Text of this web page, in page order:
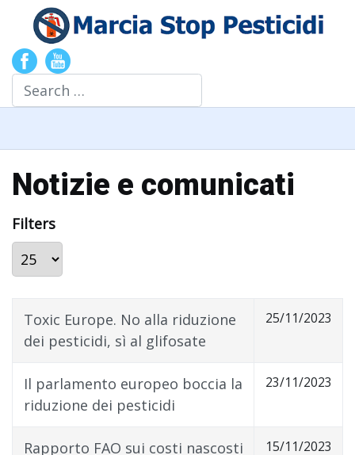
Search
Notizie e comunicati
Filters
Display #
Toxic Europe. No alla riduzione
dei pesticidi, sì al glifosate
25/11/2023
Il parlamento europeo boccia la
riduzione dei pesticidi
23/11/2023
Rapporto FAO sui costi nascosti
15/11/2023